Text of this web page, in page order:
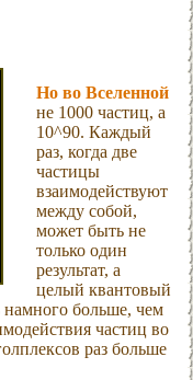
Но во Вселенной
не 1000 частиц, а
10^90. Каждый
раз, когда две
частицы
взаимодействуют
между собой,
может быть не
только один
результат, а
целый квантовый
намного больше, чем
частиц во
раз больше